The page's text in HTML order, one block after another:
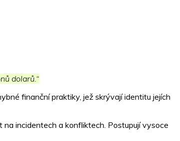
dolarů.“
finanční praktiky, jež skrývají identitu jejích
incidentech a konfliktech. Postupují vysoce